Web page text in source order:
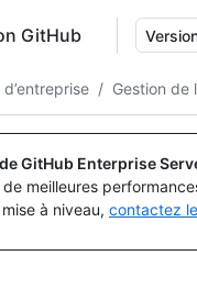
GitHub
/ Gestion de
GitHub Enterprise
meilleures
à niveau, contactez